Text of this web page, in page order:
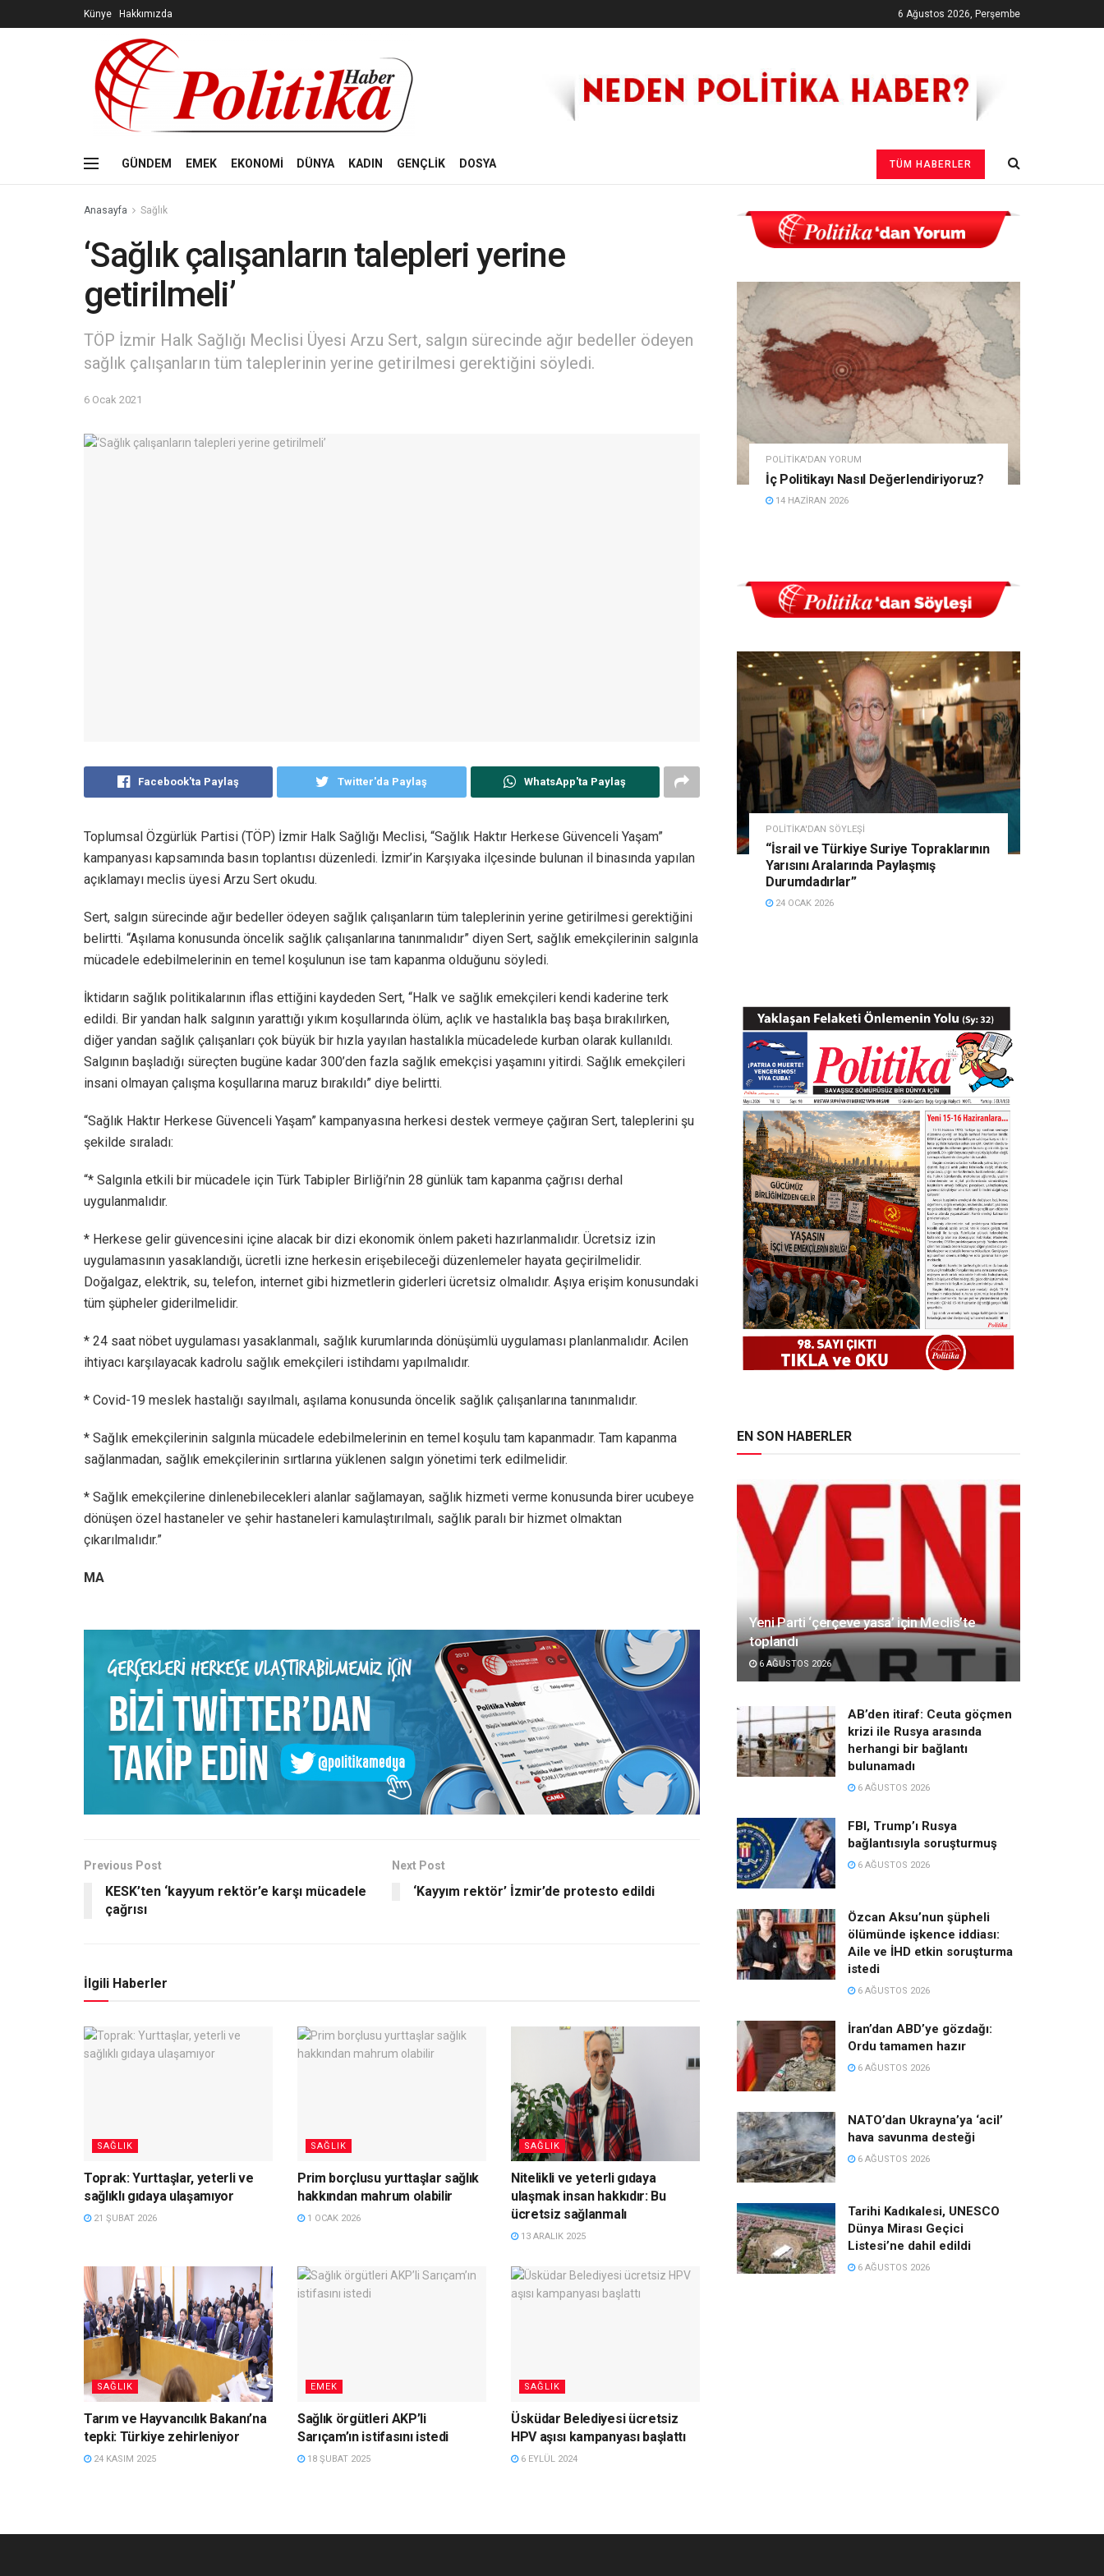
Künye Hakkımızda 6 Ağustos 2026, Perşembe
GÜNDEM EMEK EKONOMİ DÜNYA KADIN GENÇLİK DOSYA TÜM HABERLER
Anasayfa Sağlık
‘Sağlık çalışanların talepleri yerine
getirilmeli’
TÖP İzmir Halk Sağlığı Meclisi Üyesi Arzu Sert, salgın sürecinde ağır bedeller ödeyen
sağlık çalışanların tüm taleplerinin yerine getirilmesi gerektiğini söyledi.
6 Ocak 2021
Facebook'ta Paylaş Twitter'da Paylaş WhatsApp'ta Paylaş
Toplumsal Özgürlük Partisi (TÖP) İzmir Halk Sağlığı Meclisi, “Sağlık Haktır Herkese Güvenceli Yaşam”
kampanyası kapsamında basın toplantısı düzenledi. İzmir’in Karşıyaka ilçesinde bulunan il binasında yapılan
açıklamayı meclis üyesi Arzu Sert okudu.
Sert, salgın sürecinde ağır bedeller ödeyen sağlık çalışanların tüm taleplerinin yerine getirilmesi gerektiğini
belirtti. “Aşılama konusunda öncelik sağlık çalışanlarına tanınmalıdır” diyen Sert, sağlık emekçilerinin salgınla
mücadele edebilmelerinin en temel koşulunun ise tam kapanma olduğunu söyledi.
İktidarın sağlık politikalarının iflas ettiğini kaydeden Sert, “Halk ve sağlık emekçileri kendi kaderine terk
edildi. Bir yandan halk salgının yarattığı yıkım koşullarında ölüm, açlık ve hastalıkla baş başa bırakılırken,
diğer yandan sağlık çalışanları çok büyük bir hızla yayılan hastalıkla mücadelede kurban olarak kullanıldı.
Salgının başladığı süreçten bugüne kadar 300’den fazla sağlık emekçisi yaşamını yitirdi. Sağlık emekçileri
insani olmayan çalışma koşullarına maruz bırakıldı” diye belirtti.
“Sağlık Haktır Herkese Güvenceli Yaşam” kampanyasına herkesi destek vermeye çağıran Sert, taleplerini şu
şekilde sıraladı:
“* Salgınla etkili bir mücadele için Türk Tabipler Birliği’nin 28 günlük tam kapanma çağrısı derhal
uygulanmalıdır.
* Herkese gelir güvencesini içine alacak bir dizi ekonomik önlem paketi hazırlanmalıdır. Ücretsiz izin
uygulamasının yasaklandığı, ücretli izne herkesin erişebileceği düzenlemeler hayata geçirilmelidir.
Doğalgaz, elektrik, su, telefon, internet gibi hizmetlerin giderleri ücretsiz olmalıdır. Aşıya erişim konusundaki
tüm şüpheler giderilmelidir.
* 24 saat nöbet uygulaması yasaklanmalı, sağlık kurumlarında dönüşümlü uygulaması planlanmalıdır. Acilen
ihtiyacı karşılayacak kadrolu sağlık emekçileri istihdamı yapılmalıdır.
* Covid-19 meslek hastalığı sayılmalı, aşılama konusunda öncelik sağlık çalışanlarına tanınmalıdır.
* Sağlık emekçilerinin salgınla mücadele edebilmelerinin en temel koşulu tam kapanmadır. Tam kapanma
sağlanmadan, sağlık emekçilerinin sırtlarına yüklenen salgın yönetimi terk edilmelidir.
* Sağlık emekçilerine dinlenebilecekleri alanlar sağlamayan, sağlık hizmeti verme konusunda birer ucubeye
dönüşen özel hastaneler ve şehir hastaneleri kamulaştırılmalı, sağlık paralı bir hizmet olmaktan
çıkarılmalıdır.”
MA
Previous Post
KESK’ten ‘kayyum rektör’e karşı mücadele
çağrısı
Next Post
‘Kayyım rektör’ İzmir’de protesto edildi
İlgili Haberler
SAĞLIK
Toprak: Yurttaşlar, yeterli ve
sağlıklı gıdaya ulaşamıyor
21 ŞUBAT 2026
SAĞLIK
Prim borçlusu yurttaşlar sağlık
hakkından mahrum olabilir
1 OCAK 2026
SAĞLIK
Nitelikli ve yeterli gıdaya
ulaşmak insan hakkıdır: Bu
ücretsiz sağlanmalı
13 ARALIK 2025
SAĞLIK
Tarım ve Hayvancılık Bakanı’na
tepki: Türkiye zehirleniyor
24 KASIM 2025
EMEK
Sağlık örgütleri AKP’li
Sarıçam’ın istifasını istedi
18 ŞUBAT 2025
SAĞLIK
Üsküdar Belediyesi ücretsiz
HPV aşısı kampanyası başlattı
6 EYLÜL 2024
POLITIKA'DAN YORUM
İç Politikayı Nasıl Değerlendiriyoruz?
14 HAZIRAN 2026
POLITIKA'DAN SÖYLEŞI
“İsrail ve Türkiye Suriye Topraklarının
Yarısını Aralarında Paylaşmış
Durumdadırlar”
24 OCAK 2026
EN SON HABERLER
Yeni Parti ‘çerçeve yasa’ için Meclis’te
toplandı
6 AĞUSTOS 2026
AB’den itiraf: Ceuta göçmen
krizi ile Rusya arasında
herhangi bir bağlantı
bulunamadı
6 AĞUSTOS 2026
FBI, Trump’ı Rusya
bağlantısıyla soruşturmuş
6 AĞUSTOS 2026
Özcan Aksu’nun şüpheli
ölümünde işkence iddiası:
Aile ve İHD etkin soruşturma
istedi
6 AĞUSTOS 2026
İran’dan ABD’ye gözdağı:
Ordu tamamen hazır
6 AĞUSTOS 2026
NATO’dan Ukrayna’ya ‘acil’
hava savunma desteği
6 AĞUSTOS 2026
Tarihi Kadıkalesi, UNESCO
Dünya Mirası Geçici
Listesi’ne dahil edildi
6 AĞUSTOS 2026